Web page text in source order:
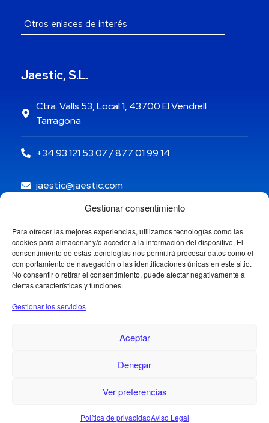
Gestionar consentimiento
Para ofrecer las mejores experiencias, utilizamos tecnologías como las
cookies para almacenar y/o acceder a la información del dispositivo. El
consentimiento de estas tecnologías nos permitirá procesar datos como el
comportamiento de navegación o las identificaciones únicas en este sitio.
No consentir o retirar el consentimiento, puede afectar negativamente a
ciertas características y funciones.
Gestionar los servicios
Aceptar
Denegar
Ver preferencias
Política de privacidadAviso Legal
Jaestic, S.L.
Ctra. Valls 53, Local 1, 43700 El Vendrell
Tarragona
+34 93 121 53 07 / 877 01 99 14
jaestic@jaestic.com
Copyright © 2024 Jaestic S.L. Todos los derechos